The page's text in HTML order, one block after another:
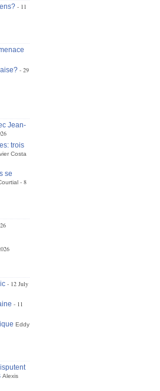
11
29
Jean-
trois
Costa
se
8
12 July
11
Eddy
Alexis